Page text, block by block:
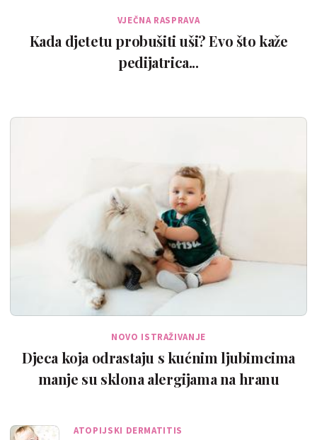
VJEČNA RASPRAVA
Kada djetetu probušiti uši? Evo što kaže
pedijatrica...
NOVO ISTRAŽIVANJE
Djeca koja odrastaju s kućnim ljubimcima
manje su sklona alergijama na hranu
ATOPIJSKI DERMATITIS